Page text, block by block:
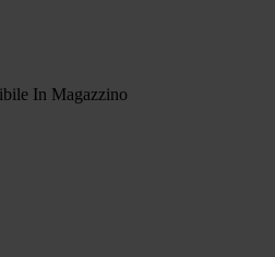
In Magazzino